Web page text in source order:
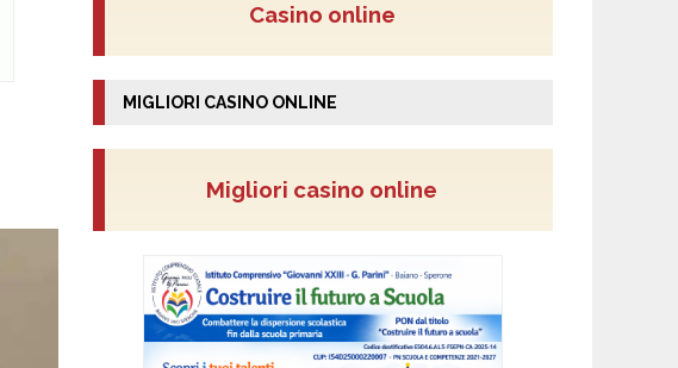
Casino online
MIGLIORI CASINO ONLINE
Migliori casino online